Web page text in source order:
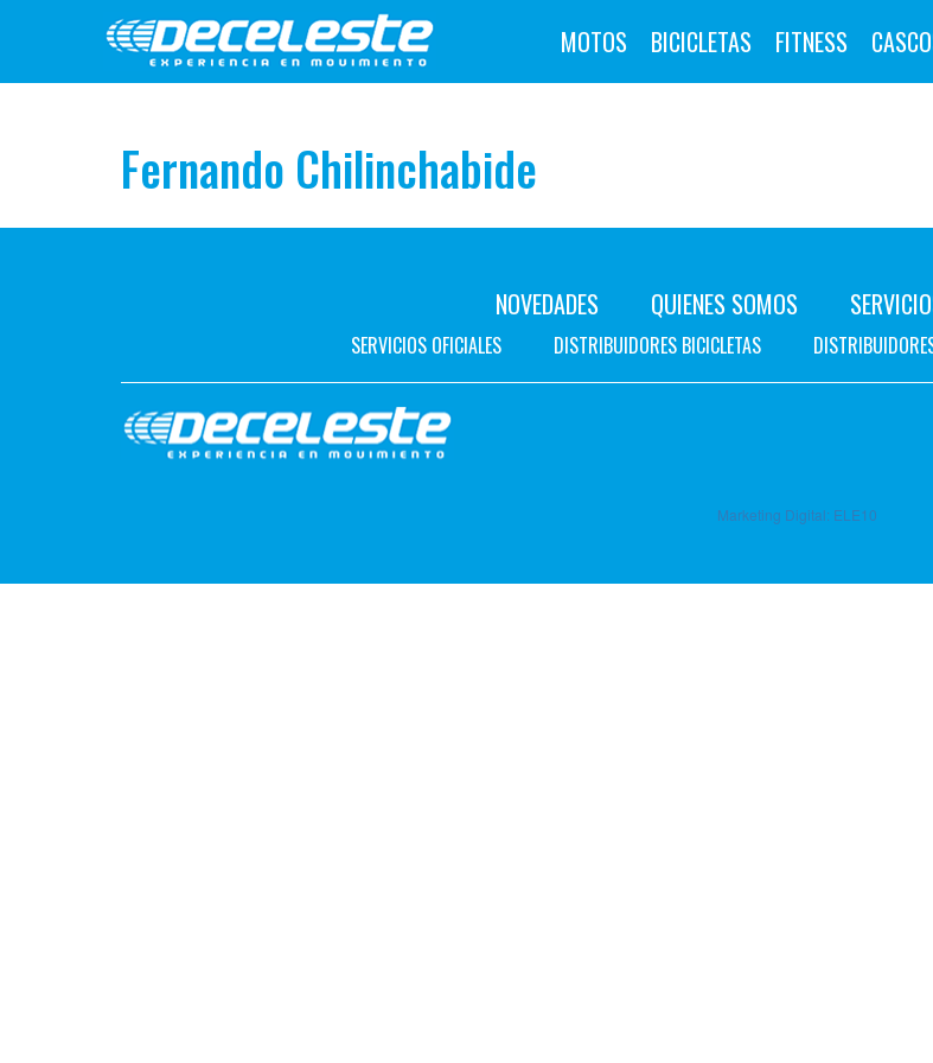
MOTOS BICICLETAS FITNESS
Fernando Chilinchabide
NOVEDADES QUIENES SOMOS
SERVICIOS OFICIALES DISTRIBUIDORES BICICLETAS
Marketing Digital: ELE10